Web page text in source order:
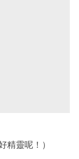
精靈呢！）